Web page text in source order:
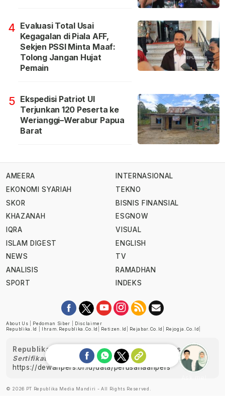
4 Evaluasi Total Usai
Kegagalan di Piala AFF,
Sekjen PSSI Minta Maaf:
Tolong Jangan Hujat
Pemain
5 Ekspedisi Patriot UI
Terjunkan 120 Peserta ke
Werianggi–Werabur Papua
Barat
AMEERA
EKONOMI SYARIAH
SKOR
KHAZANAH
IQRA
ISLAM DIGEST
NEWS
ANALISIS
SPORT
INTERNASIONAL
TEKNO
BISNIS FINANSIAL
ESGNOW
VISUAL
ENGLISH
TV
RAMADHAN
INDEKS
About Us Pedoman Siber
Disclaimer
Republika.id
Ihram.republika.co.id Retizen.id Rejabar.co.id Rejogja.co.id
Republika telah diverifikasi oleh Dewan Pers
Sertifikat Nomor 1058/DP-Verifikasi/K/XII/2022
https://dewanpers.or.id/data/perusahaanpers
© 2026 PT Republika Media Mandiri - All Rights Reserved.